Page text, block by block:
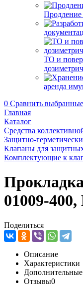
Продление
ТО и
аренда
0 Сравнить
Главная
Каталог
Средства
Защитно-
Клапаны для
Комплектующие к
01009-
Поделиться
Описание
Характеристики
Отзывы0